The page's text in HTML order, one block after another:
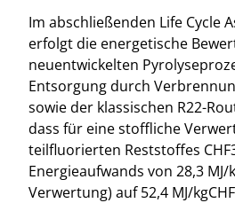
Im abschließenden Life Cycle
erfolgt die energetische
neuentwickelten
Entsorgung durch
sowie der klassischen R22-
dass für eine stoffliche
teilfluorierten Reststoffes
Energieaufwands von 28,3
Verwertung) auf 52,4 MJ/